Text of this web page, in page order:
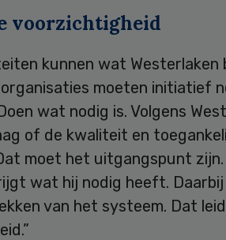
voorzichtigheid
kunnen wat
moeten initiatief
wat nodig is. Volgens
of de kwaliteit en
moet het uitgangspunt
wat hij nodig heeft.
van het systeem. Dat